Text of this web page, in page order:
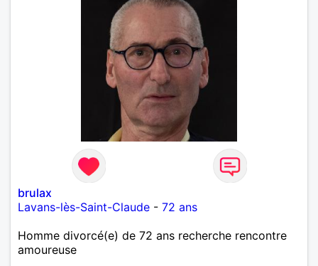
brulax
Lavans-lès-Saint-Claude - 72 ans
Homme divorcé(e) de 72 ans recherche rencontre
amoureuse